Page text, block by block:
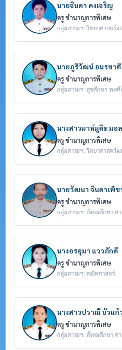
นายจินดา คงเจริญ
ครู ชำนาญการพิเศษ
กลุ่มสาระฯ: วิทยาศาสตร์แ
นายภูริวัฒน์ อมรชาติ
ครู ชำนาญการพิเศษ
กลุ่มสาระฯ: สุขศึกษา พลศึ
นางสาวมาห์มูด๊ะ มอ
ครู ชำนาญการพิเศษ
กลุ่มสาระฯ: วิทยาศาสตร์แ
นายวัฒนา จินดาเพ็ช
ครู ชำนาญการพิเศษ
กลุ่มสาระฯ: สังคมศึกษา ศ
นางอรอุมา แววภักดี
ครู ชำนาญการพิเศษ
กลุ่มสาระฯ: คณิตศาสตร์
นางสาวปราณี บัวแก้
ครู ชำนาญการพิเศษ
กลุ่มสาระฯ: สังคมศึกษา ศ